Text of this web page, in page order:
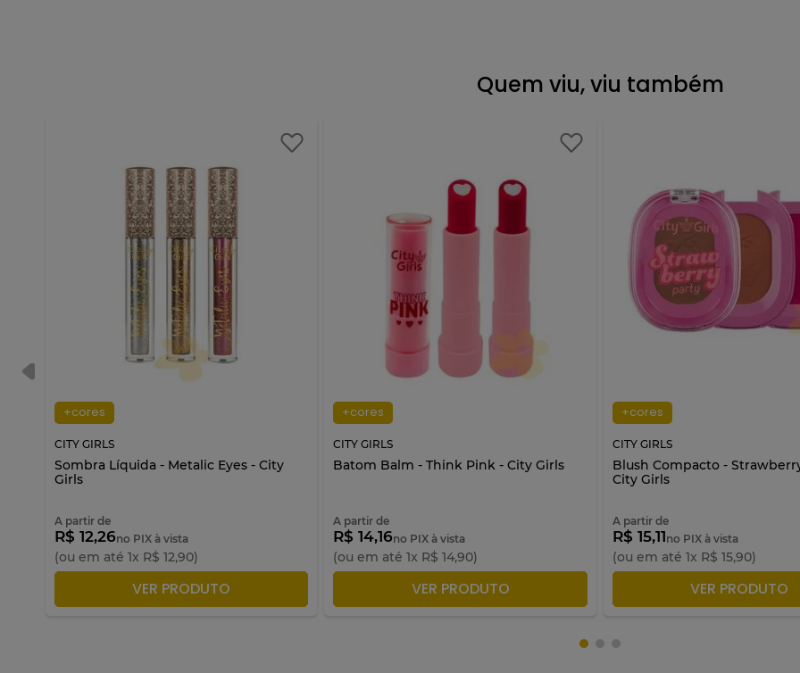
Quem viu, viu também
+cores
CITY GIRLS
Sombra Líquida - Metalic Eyes - City
Girls
A partir de
R$ 12,26no PIX à vista
(ou em até 1x R$ 12,90)
ADICIONAR À SACOLA
VER PRODUTO
+cores
CITY GIRLS
Batom Balm - Think Pink - City Girls
A partir de
R$ 14,16no PIX à vista
(ou em até1x R$ 14,90)
ADICIONAR À SACOLA
VER PRODUTO
+cores
CITY GIRLS
Blush Compacto -
City Girls
A partir de
R$ 15,11no PIX à vista
(ou em até 1x R$ 15,90)
ADICIONAR À
VER PRODUTO